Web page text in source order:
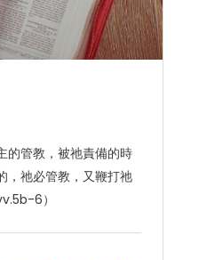
的管教，被祂責備的時
，祂必管教，又鞭打祂
6）